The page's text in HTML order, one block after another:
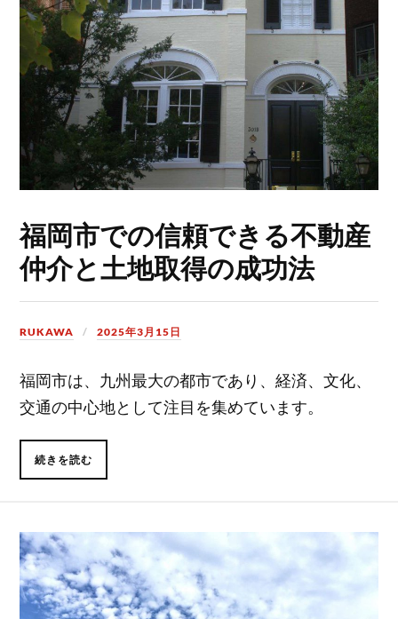
福岡市での信頼できる不動産
仲介と土地取得の成功法
RUKAWA 2025年3月15日
福岡市は、九州最大の都市であり、経済、文化、
交通の中心地として注目を集めています。
続きを読む